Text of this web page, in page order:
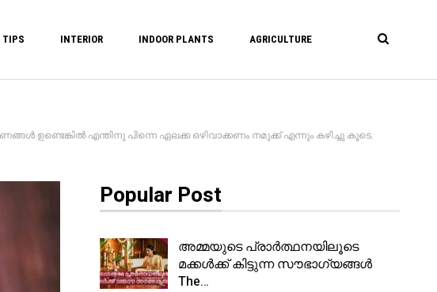
TIPS INTERIOR INDOOR PLANTS AGRICULTURE
ഉണ്ടെങ്കിൽ എന്തിനു പിന്നെ ഏലക്ക ഒഴിവാക്കണം നമുക്ക് എന്നും കഴിച്ചു കൂടെ.
Popular Post
അമ്മയുടെ പ്രാർത്ഥനയിലൂടെ
മക്കൾക്ക് കിട്ടുന്ന സൗഭാഗ്യങ്ങൾ
The…